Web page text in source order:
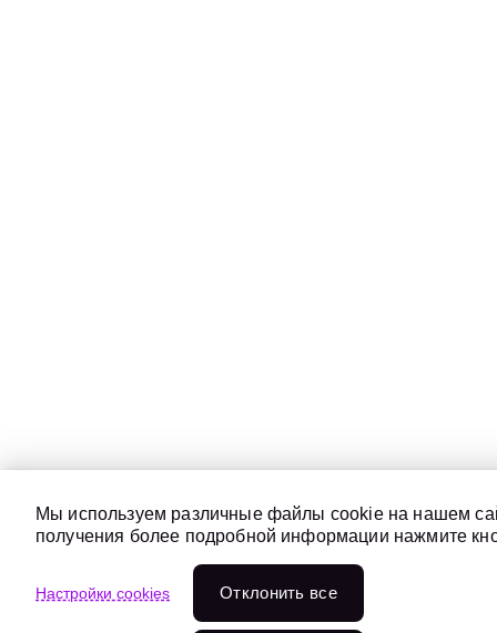
Мы используем различные файлы cookie на нашем
получения более подробной информации нажмите
Настройки cookies Отклонить всe